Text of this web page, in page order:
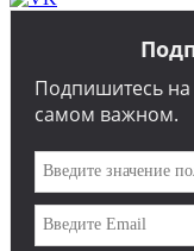
Подпишитесь на
самом важном.